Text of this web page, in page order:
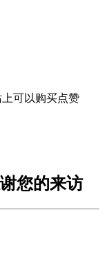
可以购买点赞
您的来访